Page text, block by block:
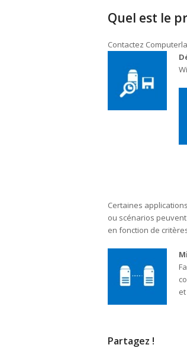
Quel est le
Contactez
Certaines
ou scénarios
en fonction de
Partagez !